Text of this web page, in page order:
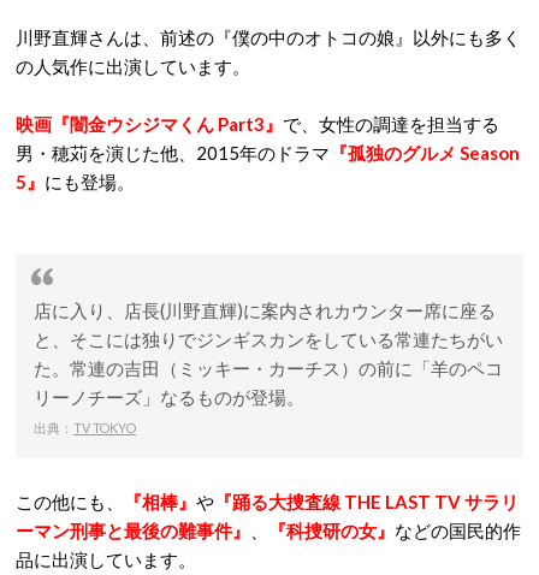
川野直輝さんは、前述の『僕の中のオトコの娘』以外にも多く
の人気作に出演しています。
映画『闇金ウシジマくん Part3』 で、女性の調達を担当する
男・穂苅を演じた他、2015年のドラマ 『孤独のグルメ Season
5』 にも登場。
店に入り、店長(川野直輝)に案内されカウンター席に座る
と、そこには独りでジンギスカンをしている常連たちがい
た。常連の吉田（ミッキー・カーチス）の前に「羊のペコ
リーノチーズ」なるものが登場。
出典： TV TOKYO
この他にも、 『相棒』 や 『踊る大捜査線 THE LAST TV サラリ
ーマン刑事と最後の難事件』
『科捜研の女』 などの国民的作
品に出演しています。